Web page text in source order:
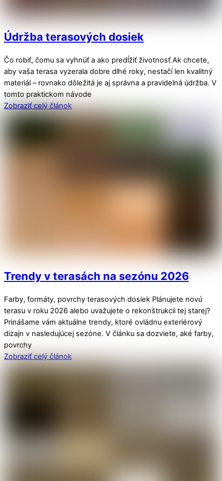
Údržba terasových dosiek
Čo robiť, čomu sa vyhnúť a ako predĺžiť životnosť Ak chcete,
aby vaša terasa vyzerala dobre dlhé roky, nestačí len kvalitný
materiál – rovnako dôležitá je aj správna a pravidelná údržba. V
tomto praktickom návode
Zobraziť celý článok
Trendy v terasách na sezónu 2026
Farby, formáty, povrchy terasových dosiek Plánujete novú
terasu v roku 2026 alebo uvažujete o rekonštrukcii tej starej?
Prinášame vám aktuálne trendy, ktoré ovládnu exteriérový
dizajn v nasledujúcej sezóne. V článku sa dozviete, aké farby,
povrchy
Zobraziť celý článok